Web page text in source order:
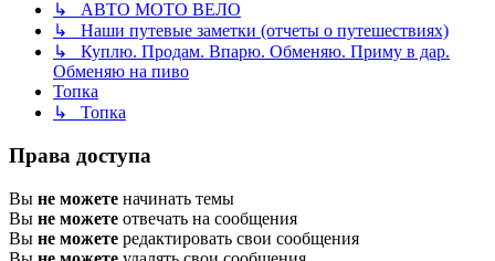
↳ АВТО МОТО ВЕЛО
↳ Наши путевые заметки (отчеты о путешествиях)
↳ Куплю. Продам. Впарю. Обменяю. Приму в дар.
Обменяю на пиво
Топка
↳ Топка
Права доступа
Вы не можете начинать темы
Вы не можете отвечать на сообщения
Вы не можете редактировать свои сообщения